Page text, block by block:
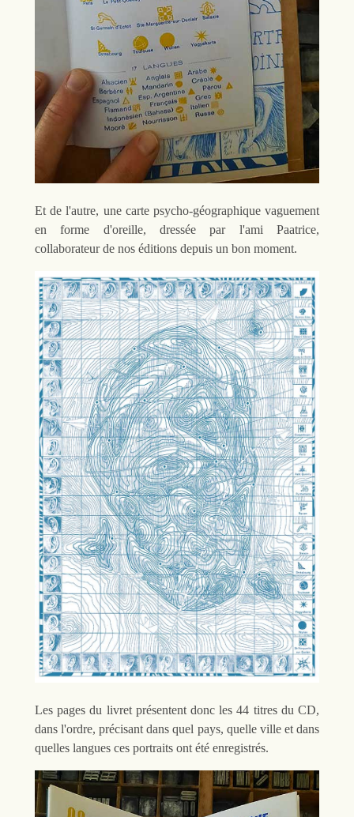
Et de l'autre, une carte psycho-géographique vaguement
en forme d'oreille, dressée par l'ami Paatrice,
collaborateur de nos éditions depuis un bon moment.
Les pages du livret présentent donc les 44 titres du CD,
dans l'ordre, précisant dans quel pays, quelle ville et dans
quelles langues ces portraits ont été enregistrés.